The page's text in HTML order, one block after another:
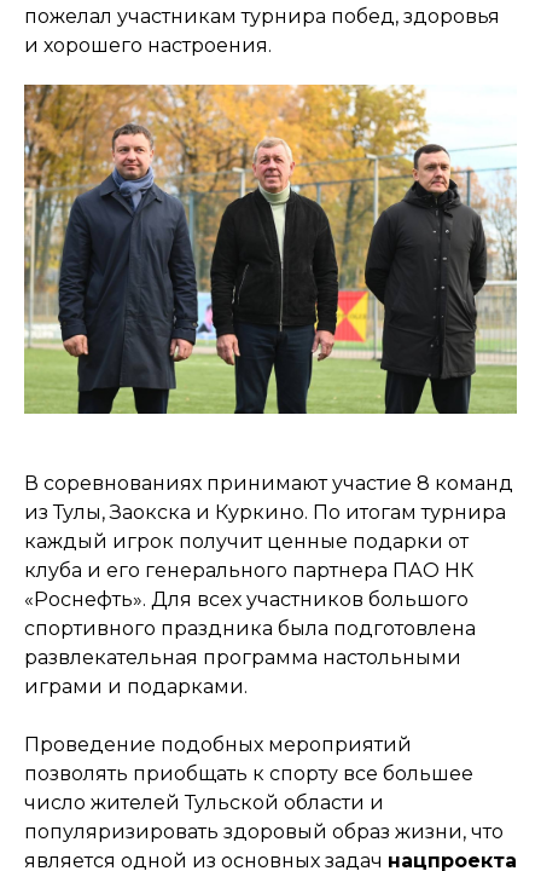
пожелал участникам турнира побед, здоровья
и хорошего настроения.
В соревнованиях принимают участие 8 команд
из Тулы, Заокска и Куркино. По итогам турнира
каждый игрок получит ценные подарки от
клуба и его генерального партнера ПАО НК
«Роснефть». Для всех участников большого
спортивного праздника была подготовлена
развлекательная программа настольными
играми и подарками.
Проведение подобных мероприятий
позволять приобщать к спорту все большее
число жителей Тульской области и
популяризировать здоровый образ жизни, что
является одной из основных задач нацпроекта